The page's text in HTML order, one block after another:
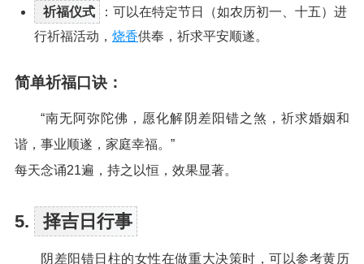
祈福仪式
：可以在特定节日（如农历初一、十五）进
行祈福活动， 烧香供奉，祈求平安顺遂。
简单祈福口诀：
“南无阿弥陀佛，愿化解阴差阳错之煞，祈求婚姻和
谐，事业顺遂，家庭幸福。”
每天念诵21遍，持之以恒，效果显著。
5. 择吉日行事
阴差阳错日柱的女性在做重大决策时，可以参考黄历